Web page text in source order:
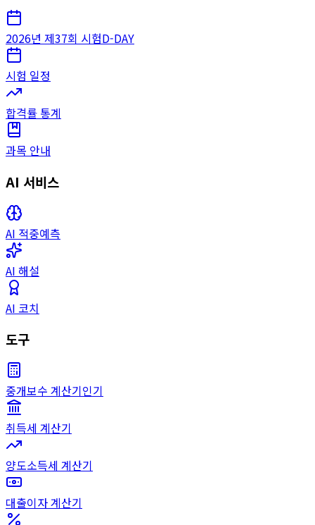
2026년 제37회 시험D-DAY
시험 일정
합격률 통계
과목 안내
AI 서비스
AI 적중예측
AI 해설
AI 코치
도구
중개보수 계산기인기
취득세 계산기
양도소득세 계산기
대출이자 계산기